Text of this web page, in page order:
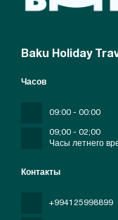
Baku Holiday
Контакты
+994125998899
Часов
09:00 - 00:00
09;00 - 02;00
Часы летнего